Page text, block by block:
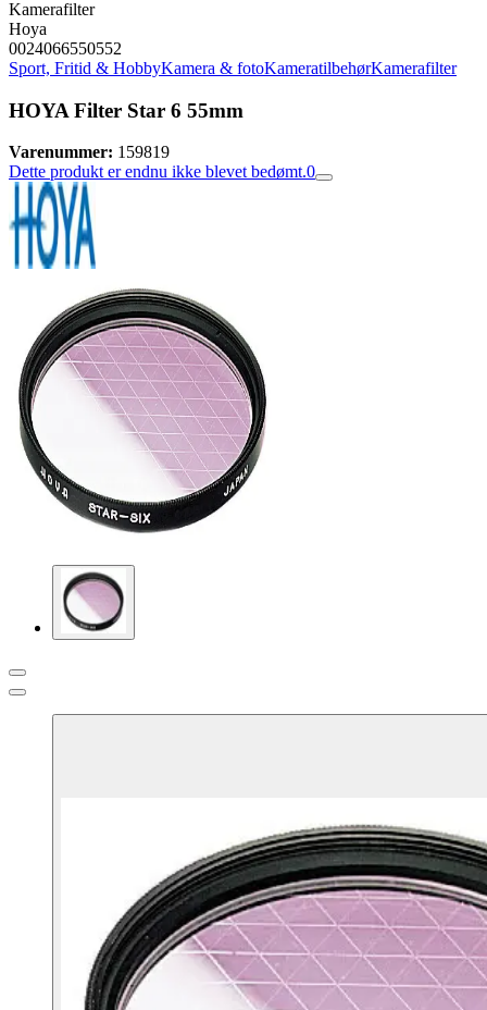
Kamerafilter
Hoya
0024066550552
Sport, Fritid & HobbyKamera & fotoKameratilbehørKamerafilter
HOYA Filter Star 6 55mm
Varenummer: 159819
Dette produkt er endnu ikke blevet bedømt.0